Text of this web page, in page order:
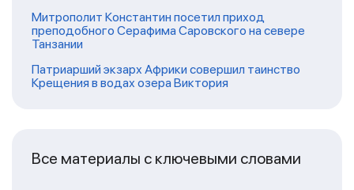
Митрополит Константин посетил приход
преподобного Серафима Саровского на севере
Танзании
Патриарший экзарх Африки совершил таинство
Крещения в водах озера Виктория
Все материалы с ключевыми словами